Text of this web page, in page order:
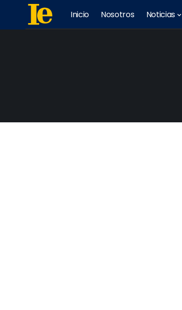
Inicio Nosotros Noticias